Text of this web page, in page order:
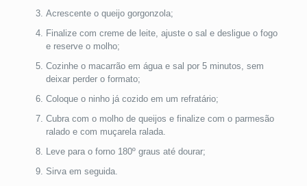
Acrescente o queijo gorgonzola;
Finalize com creme de leite, ajuste o sal e desligue o fogo
e reserve o molho;
Cozinhe o macarrão em água e sal por 5 minutos, sem
deixar perder o formato;
Coloque o ninho já cozido em um refratário;
Cubra com o molho de queijos e finalize com o parmesão
ralado e com muçarela ralada.
Leve para o forno 180º graus até dourar;
Sirva em seguida.